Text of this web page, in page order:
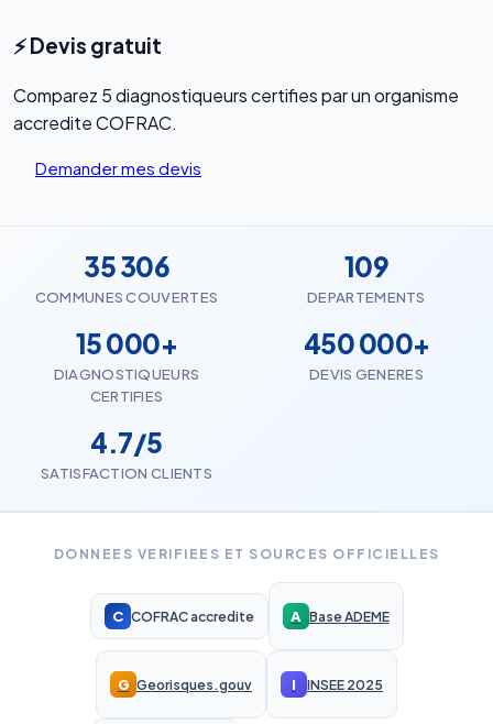
⚡ Devis gratuit
Comparez 5 diagnostiqueurs certifies par un organisme
accredite COFRAC.
Demander mes devis
35 306
COMMUNES COUVERTES
109
DEPARTEMENTS
15 000+
DIAGNOSTIQUEURS
CERTIFIES
450 000+
DEVIS GENERES
4.7/5
SATISFACTION CLIENTS
DONNEES VERIFIEES ET SOURCES OFFICIELLES
C COFRAC accredite A Base ADEME
G Georisques.gouv I INSEE 2025